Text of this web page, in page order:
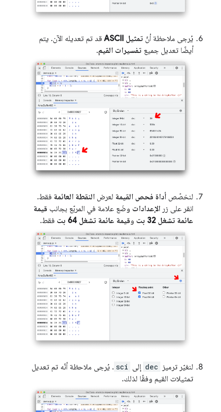
يُرجى ملاحظة أنّ تمثيل ASCII
قد تم تعديله الآن. يتم
أيضًا تعديل جميع تفسيرات القيم.
لنخصّص أداة فحص القيمة لعرض النقطة العائمة فقط.
انقر على زر الإعدادات وضَع علامة في المربّع بجانب قيمة
عائمة تشغل 32 بت
وقيمة عائمة تشغل 64 بت فقط.
لنغيّر ترميز dec إلى sci . يُرجى ملاحظة أنّه تم تعديل
تمثيلات القيم وفقًا لذلك.